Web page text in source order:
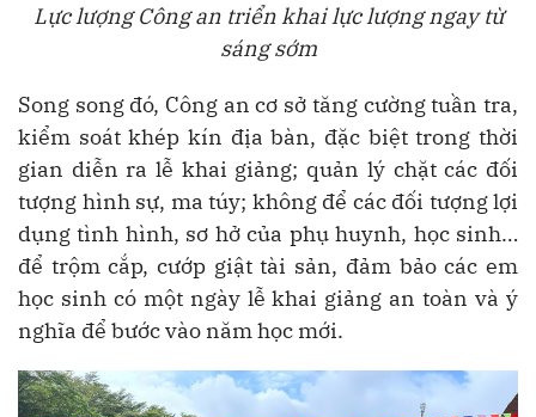
Lực lượng Công an triển khai lực lượng ngay từ
sáng sớm
Song song đó, Công an cơ sở tăng cường tuần tra,
kiểm soát khép kín địa bàn, đặc biệt trong thời
gian diễn ra lễ khai giảng; quản lý chặt các đối
tượng hình sự, ma túy; không để các đối tượng lợi
dụng tình hình, sơ hở của phụ huynh, học sinh…
để trộm cắp, cướp giật tài sản, đảm bảo các em
học sinh có một ngày lễ khai giảng an toàn và ý
nghĩa để bước vào năm học mới.